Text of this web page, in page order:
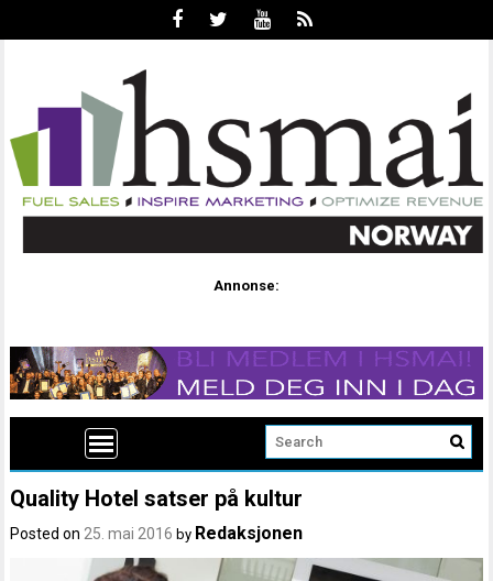
Annonse:
Quality Hotel satser på kultur
Posted on25. mai 2016 by Redaksjonen